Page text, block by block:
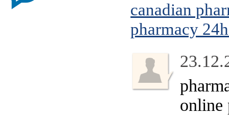
canadian
pharmacy
online